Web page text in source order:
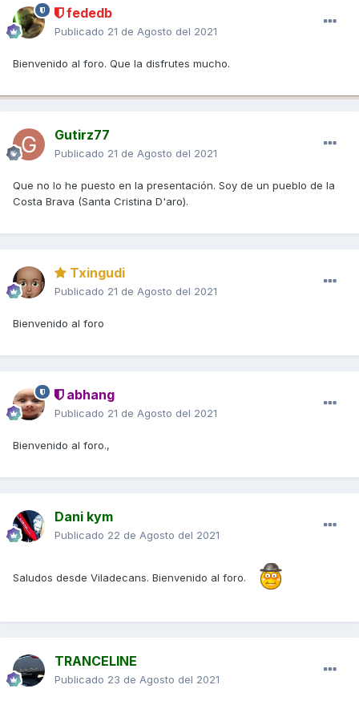
fededb
Publicado 21 de Agosto del 2021
Bienvenido al foro. Que la disfrutes mucho.
Gutirz77
Publicado 21 de Agosto del 2021
Que no lo he puesto en la presentación. Soy de un pueblo de la
Costa Brava (Santa Cristina D'aro).
Txingudi
Publicado 21 de Agosto del 2021
Bienvenido al foro
abhang
Publicado 21 de Agosto del 2021
Bienvenido al foro.,
Dani kym
Publicado 22 de Agosto del 2021
Saludos desde Viladecans. Bienvenido al foro.
TRANCELINE
Publicado 23 de Agosto del 2021